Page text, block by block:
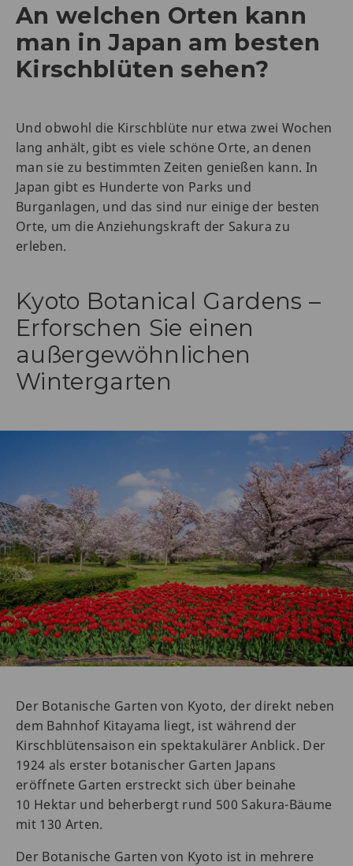
An welchen Orten kann
man in Japan am besten
Kirschblüten sehen?
Und obwohl die Kirschblüte nur etwa zwei Wochen
lang anhält, gibt es viele schöne Orte, an denen
man sie zu bestimmten Zeiten genießen kann. In
Japan gibt es Hunderte von Parks und
Burganlagen, und das sind nur einige der besten
Orte, um die Anziehungskraft der Sakura zu
erleben.
Kyoto Botanical Gardens –
Erforschen Sie einen
außergewöhnlichen
Wintergarten
Der Botanische Garten von Kyoto, der direkt neben
dem Bahnhof Kitayama liegt, ist während der
Kirschblütensaison ein spektakulärer Anblick. Der
1924 als erster botanischer Garten Japans
eröffnete Garten erstreckt sich über beinahe
10 Hektar und beherbergt rund 500 Sakura-Bäume
mit 130 Arten.
Der Botanische Garten von Kyoto ist in mehrere